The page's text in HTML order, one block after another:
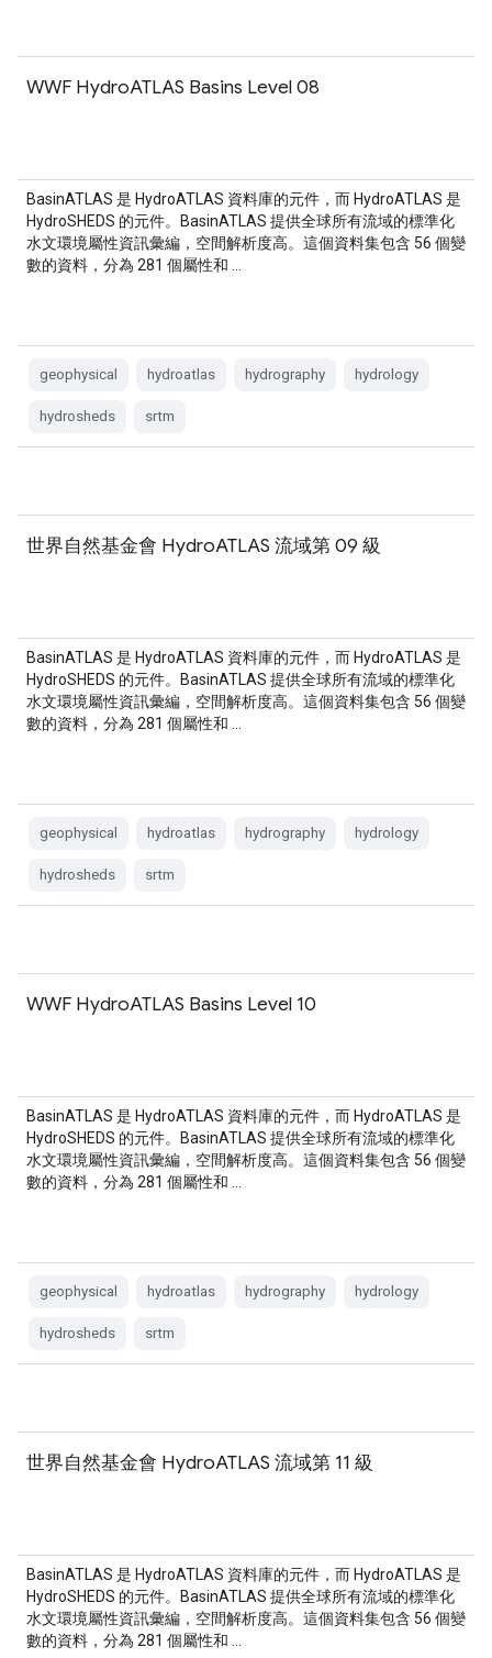
WWF HydroATLAS Basins Level 08
BasinATLAS 是 HydroATLAS 資料庫的元件，而 HydroATLAS 是
HydroSHEDS 的元件。BasinATLAS 提供全球所有流域的標準化
水文環境屬性資訊彙編，空間解析度高。這個資料集包含 56 個變
數的資料，分為 281 個屬性和 …
geophysical hydroatlas hydrography hydrology
hydrosheds srtm
世界自然基金會 HydroATLAS 流域第 09 級
BasinATLAS 是 HydroATLAS 資料庫的元件，而 HydroATLAS 是
HydroSHEDS 的元件。BasinATLAS 提供全球所有流域的標準化
水文環境屬性資訊彙編，空間解析度高。這個資料集包含 56 個變
數的資料，分為 281 個屬性和 …
geophysical hydroatlas hydrography hydrology
hydrosheds srtm
WWF HydroATLAS Basins Level 10
BasinATLAS 是 HydroATLAS 資料庫的元件，而 HydroATLAS 是
HydroSHEDS 的元件。BasinATLAS 提供全球所有流域的標準化
水文環境屬性資訊彙編，空間解析度高。這個資料集包含 56 個變
數的資料，分為 281 個屬性和 …
geophysical hydroatlas hydrography hydrology
hydrosheds srtm
世界自然基金會 HydroATLAS 流域第 11 級
BasinATLAS 是 HydroATLAS 資料庫的元件，而 HydroATLAS 是
HydroSHEDS 的元件。BasinATLAS 提供全球所有流域的標準化
水文環境屬性資訊彙編，空間解析度高。這個資料集包含 56 個變
數的資料，分為 281 個屬性和 …